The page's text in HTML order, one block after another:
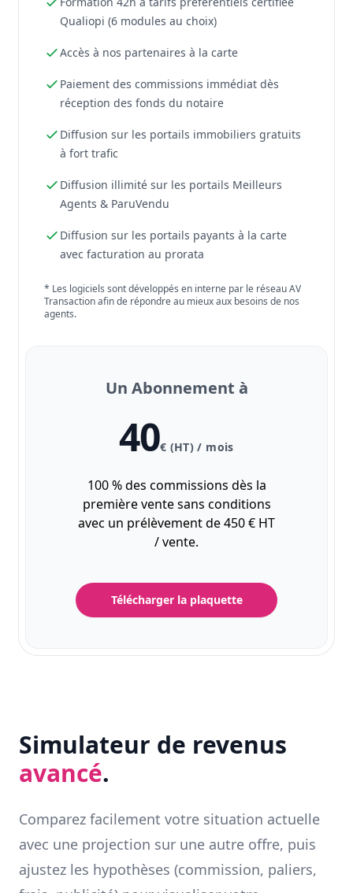
Qualiopi (6 modules au choix)
Accès à nos partenaires à la carte
Paiement des commissions immédiat dès
réception des fonds du notaire
Diffusion sur les portails immobiliers gratuits
à fort trafic
Diffusion illimité sur les portails Meilleurs
Agents & ParuVendu
Diffusion sur les portails payants à la carte
avec facturation au prorata
* Les logiciels sont développés en interne par le réseau AV
Transaction afin de répondre au mieux aux besoins de nos
agents.
Un Abonnement à
40€ (HT) / mois
100 % des commissions dès la
première vente sans conditions
avec un prélèvement de 450 € HT
/ vente.
Télécharger la plaquette
Simulateur de revenus
avancé.
Comparez facilement votre situation actuelle
avec une projection sur une autre offre, puis
ajustez les hypothèses (commission, paliers,